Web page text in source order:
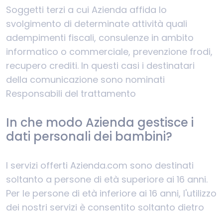
Soggetti terzi a cui Azienda affida lo
svolgimento di determinate attività quali
adempimenti fiscali, consulenze in ambito
informatico o commerciale, prevenzione frodi,
recupero crediti. In questi casi i destinatari
della comunicazione sono nominati
Responsabili del trattamento
In che modo Azienda gestisce i
dati personali dei bambini?
I servizi offerti Azienda.com sono destinati
soltanto a persone di età superiore ai 16 anni.
Per le persone di età inferiore ai 16 anni, l'utilizzo
dei nostri servizi è consentito soltanto dietro